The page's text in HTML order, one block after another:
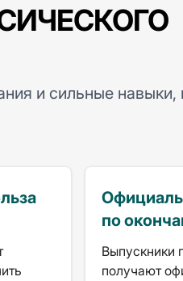
и сильные
по
Выпускники
получают